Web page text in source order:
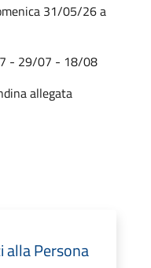
31/05/26 a
- 29/07 - 18/08
allegata
alla Persona